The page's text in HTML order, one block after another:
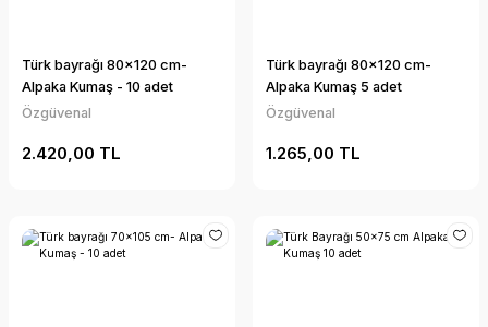
Türk bayrağı 80x120 cm-
Alpaka Kumaş - 10 adet
Özgüvenal
2.420,00 TL
Türk bayrağı 80x120 cm-
Alpaka Kumaş 5 adet
Özgüvenal
1.265,00 TL